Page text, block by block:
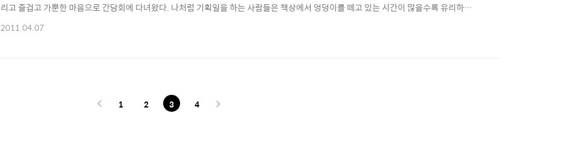
리고 즐겁고 가뿐한 마음으로 간담회에 다녀왔다. 나처럼 기획일을 하는 사람들은 책상에서 엉덩이를 떼고 있는 시간이 많을수록 유리하다
는 생각이다. 새로운 사람을 만나고 새로운 사물과 현상을 보고 세상의 소리를 듣는 일이 바탕이 되어야 참신한 기획을 할수 있지 않을까?
2011.04.07
1 2 3 4